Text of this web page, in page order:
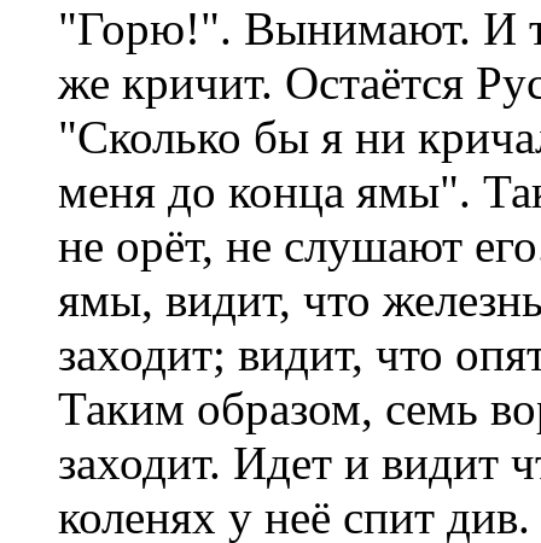
"Горю!". Вынимают. И
же кричит. Остаётся
"Сколько бы я ни
меня до конца ямы".
не орёт, не слушают
ямы, видит, что
заходит; видит, что
Таким образом, семь
заходит. Идет и видит
коленях у неё спит